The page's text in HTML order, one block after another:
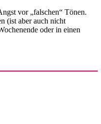
vor „falschen“ Tönen.
(ist aber auch nicht
oder in einen